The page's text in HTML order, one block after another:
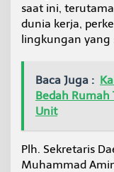
saat ini,
dunia kerja,
lingkungan yang
Baca Juga :
Bedah Rumah
Unit
Plh. Sekretaris
Muhammad